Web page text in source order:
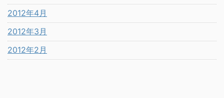
2012年4月
2012年3月
2012年2月